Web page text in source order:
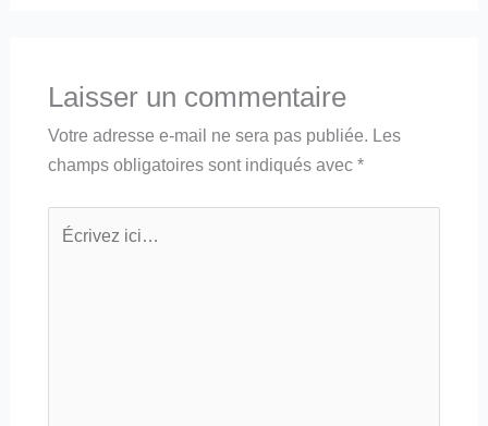
Laisser un commentaire
Votre adresse e-mail ne sera pas publiée. Les
champs obligatoires sont indiqués avec *